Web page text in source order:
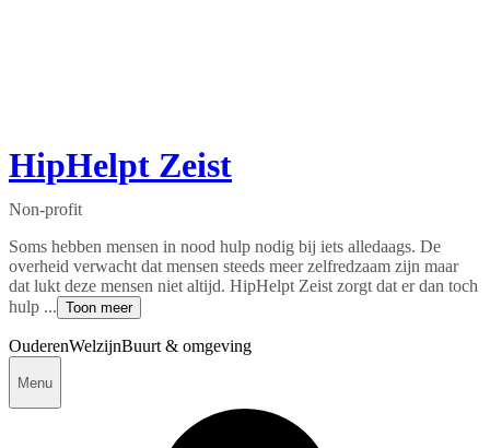
HipHelpt Zeist
Non-profit
Soms hebben mensen in nood hulp nodig bij iets alledaags. De
overheid verwacht dat mensen steeds meer zelfredzaam zijn maar
dat lukt deze mensen niet altijd. HipHelpt Zeist zorgt dat er dan toch
hulp ... Toon meer
OuderenWelzijnBuurt & omgeving
Menu